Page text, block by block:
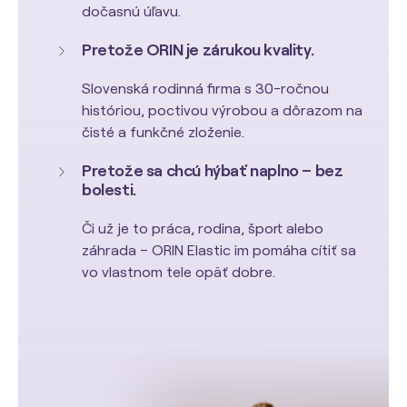
dočasnú úľavu.
Pretože ORIN je zárukou kvality.
Slovenská rodinná firma s 30-ročnou
históriou, poctivou výrobou a dôrazom na
čisté a funkčné zloženie.
Pretože sa chcú hýbať naplno – bez
bolesti.
Či už je to práca, rodina, šport alebo
záhrada – ORIN Elastic im pomáha cítiť sa
vo vlastnom tele opäť dobre.